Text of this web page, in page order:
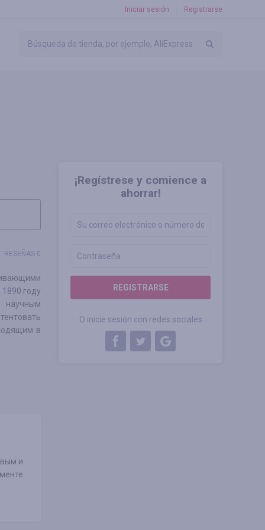
Iniciar sesión Registrarse
¡Regístrese y comience a
ahorrar!
REGISTRARSE
O inicie sesión con redes sociales
RESEÑAS 0
году
научным
в
и